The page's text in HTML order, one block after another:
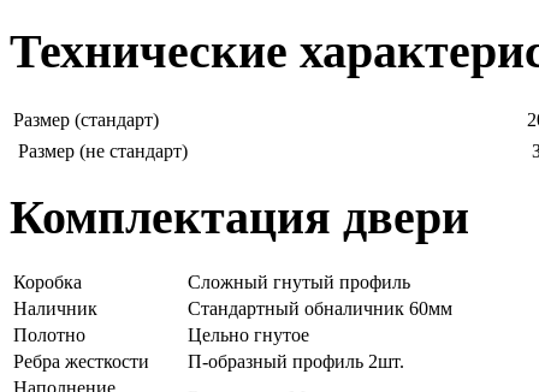
Технические
Размер (стандарт)
Размер (не стандарт)
Комплектация двери
Коробка
Сложный гнутый профиль
Наличник
Стандартный обналичник 60мм
Полотно
Цельно гнутое
Ребра жесткости
П-образный профиль 2шт.
Наполнение